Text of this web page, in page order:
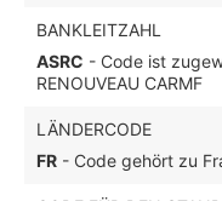
BANKLEITZAHL
ASRC - Code ist
RENOUVEAU CARMF
LÄNDERCODE
FR - Code gehört zu